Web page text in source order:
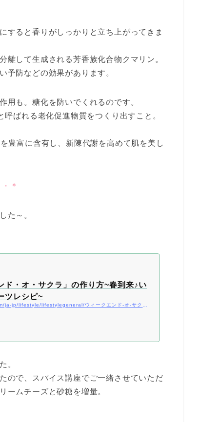
すると香りがしっかりと立ち上がってきま
離して生成される芳香族化合物クマリン。
予防などの効果があります。
用も。糖化を防いでくれるのです。
ばれる老化促進物質をつくり出すこと。
豊富に含有し、新陳代謝を高めて肌を美し
＊
た～。
ド・オ・サクラ」の作り方~春到来♪い
ツレシピ~
https://www.msn.com/ja-jp/lifestyle/lifestylegeneral/ウィークエンド-オ-サクラ-の作り方-春到来-いちご-桜スイーツレシピ/ar-AAVqpMh
。
ので、スパイス講座でご一緒させていただ
ームチーズと砂糖を増量。